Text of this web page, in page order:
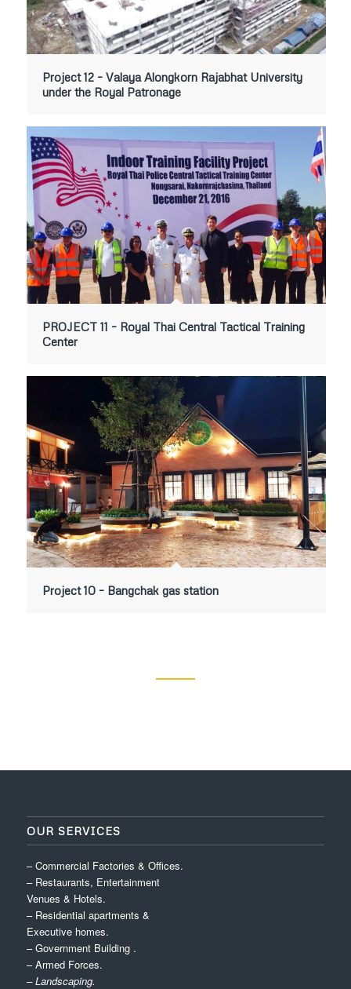
Project 12 – Valaya Alongkorn Rajabhat University
under the Royal Patronage
PROJECT 11 – Royal Thai Central Tactical Training
Center
Project 10 – Bangchak gas station
OUR SERVICES
– Commercial Factories & Offices.
– Restaurants, Entertainment
Venues & Hotels.
– Residential apartments &
Executive homes.
– Government Building .
– Armed Forces.
– Landscaping.